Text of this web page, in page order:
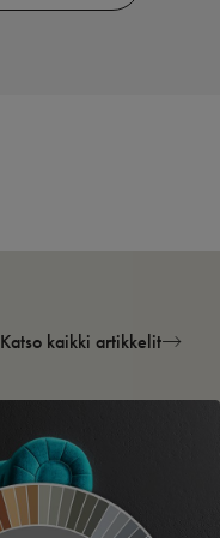
Katso kaikki artikkelit